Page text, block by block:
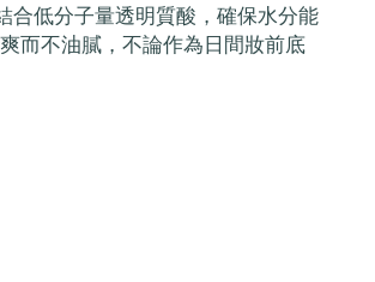
合低分子量透明質酸，確保水分能
而不油膩，不論作為日間妝前底